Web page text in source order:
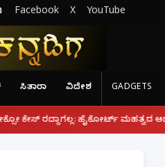
Facebook X YouTube
ಸಿತಾರಾ ವಿದೇಶ GADGETS
ಹೈಕೋರ್ಟ್ ಮಹತ್ವದ ಆದೇಶ | ಫೋನ್